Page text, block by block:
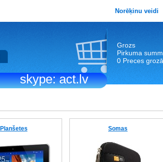
skype: act.lv
Norēķinu veidi
Grozs
Pirkuma
0 Preces grozā
Planšetes Somas